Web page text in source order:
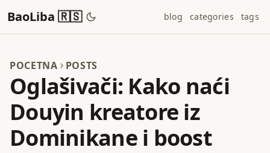
BaoLiba 🇷🇸 blog categories tags
POCETNA POSTS
Oglašivači: Kako naći
Douyin kreatore iz
Dominikane i boost